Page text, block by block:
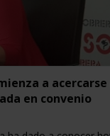
a acercarse
en convenio